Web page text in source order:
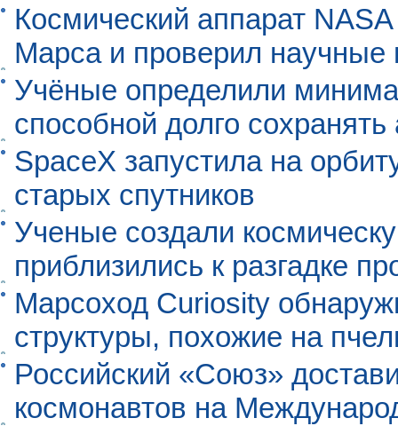
Космический аппарат
Марса и проверил научные
Учёные определили
способной долго
SpaceX запустила на
старых спутников
Ученые создали
приблизились к разгадке
Марсоход Curiosity
структуры, похожие на
Российский «Союз»
космонавтов на